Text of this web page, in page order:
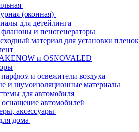
(оконная)
для детейлинга
и пеногенераторы
материал для установки пленок
и OSNOVALED
и освежители воздуха
и шумоизоляционные материалы
для автомобиля
автомобилей
аксессуары
дома